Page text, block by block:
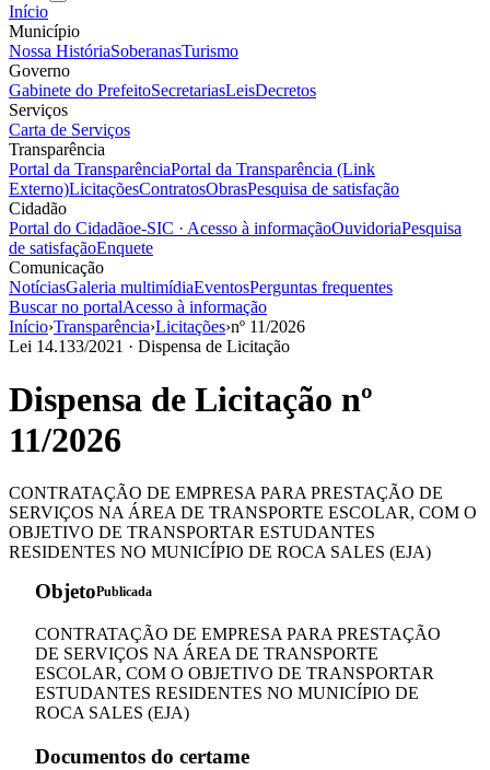
Início
Município
Nossa HistóriaSoberanasTurismo
Governo
Gabinete do PrefeitoSecretariasLeisDecretos
Serviços
Carta de Serviços
Transparência
Portal da TransparênciaPortal da Transparência (Link
Externo)LicitaçõesContratosObrasPesquisa de satisfação
Cidadão
Portal do Cidadãoe-SIC · Acesso à informaçãoOuvidoriaPesquisa
de satisfaçãoEnquete
Comunicação
NotíciasGaleria multimídiaEventosPerguntas frequentes
Buscar no portalAcesso à informação
Início›Transparência›Licitações›nº 11/2026
Lei 14.133/2021 · Dispensa de Licitação
Dispensa de Licitação nº
11/2026
CONTRATAÇÃO DE EMPRESA PARA PRESTAÇÃO DE
SERVIÇOS NA ÁREA DE TRANSPORTE ESCOLAR, COM O
OBJETIVO DE TRANSPORTAR ESTUDANTES
RESIDENTES NO MUNICÍPIO DE ROCA SALES (EJA)
ObjetoPublicada
CONTRATAÇÃO DE EMPRESA PARA PRESTAÇÃO
DE SERVIÇOS NA ÁREA DE TRANSPORTE
ESCOLAR, COM O OBJETIVO DE TRANSPORTAR
ESTUDANTES RESIDENTES NO MUNICÍPIO DE
ROCA SALES (EJA)
Documentos do certame